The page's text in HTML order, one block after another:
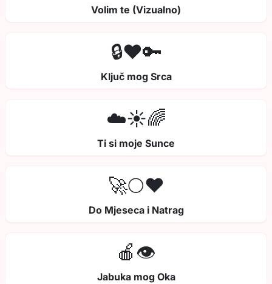
Volim te (Vizualno)
🔒❤️🔑
Ključ mog Srca
☁️☀️🌈
Ti si moje Sunce
🚀🌕❤️
Do Mjeseca i Natrag
🍎👁️
Jabuka mog Oka